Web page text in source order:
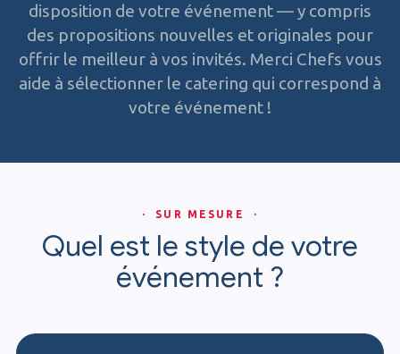
disposition de votre événement — y compris
des propositions nouvelles et originales pour
offrir le meilleur à vos invités. Merci Chefs vous
aide à sélectionner le catering qui correspond à
votre événement !
· SUR MESURE ·
Quel est le style de votre
événement ?